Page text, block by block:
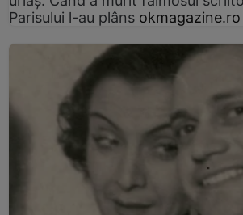
Parisului l-au plâns okmagazine.ro